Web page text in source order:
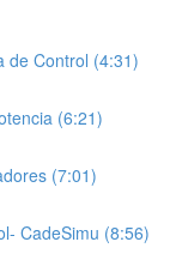
de Control (4:31)
(6:21)
(7:01)
CadeSimu (8:56)